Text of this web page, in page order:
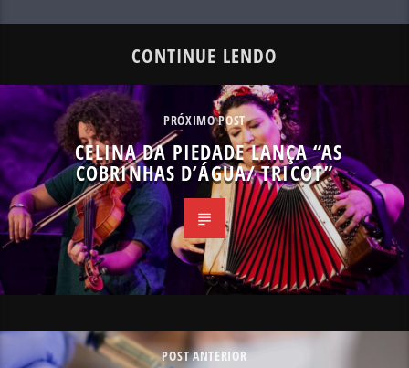
CONTINUE LENDO
PRÓXIMO POST
CELINA DA PIEDADE LANÇA “AS
COBRINHAS D’ÁGUA/ TRICOT”
POST ANTERIOR